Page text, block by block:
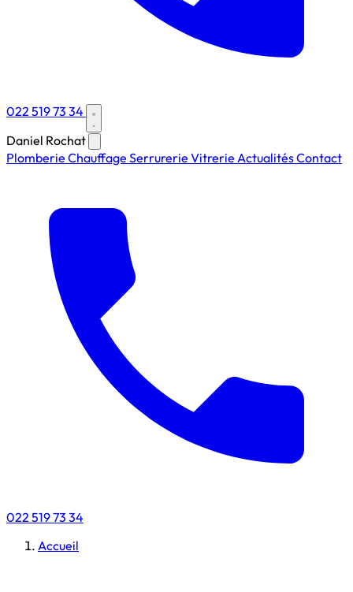
022 519 73 34
Daniel Rochat
Plomberie Chauffage Serrurerie Vitrerie ActualitésContact
022 519 73 34
Accueil